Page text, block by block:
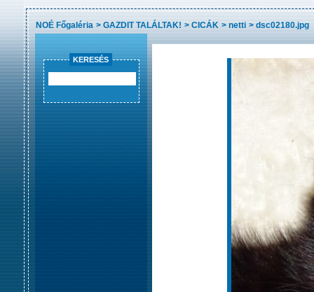
NOÉ Főgaléria >GAZDIT TALÁLTAK! >CICÁK >netti >dsc02180.jpg
KERESÉS